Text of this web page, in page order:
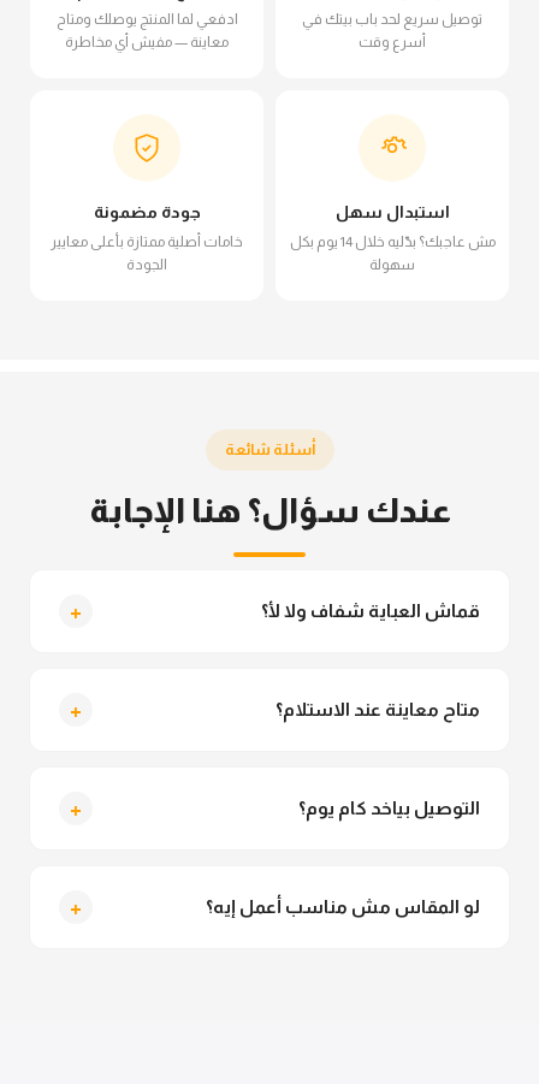
توصيل سريع لحد باب بيتك في
أسرع وقت
ادفعي لما المنتج يوصلك ومتاح
معاينة — مفيش أي مخاطرة
استبدال سهل
مش عاجبك؟ بدّليه خلال 14 يوم بكل
سهولة
جودة مضمونة
خامات أصلية ممتازة بأعلى معايير
الجودة
أسئلة شائعة
عندك سؤال؟ هنا الإجابة
قماش العباية شفاف ولا لأ؟ +
متاح معاينة عند الاستلام؟ +
التوصيل بياخد كام يوم؟ +
لو المقاس مش مناسب أعمل إيه؟ +